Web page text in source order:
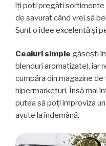
îți poți pregăti sortimente
de savurat când vrei să
Sunt o idee excelentă și
Ceaiuri simple găsești în
blenduri aromatizate), iar
cumpăra din magazine de
hipermarketuri. Însă mai
putea să poți improviza
avute la îndemână.